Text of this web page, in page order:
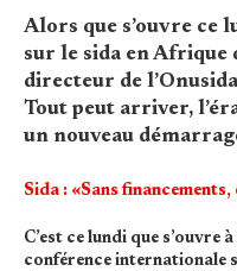
Alors que s’ouvre ce
sur le sida en Afrique
directeur de
Tout peut arriver,
un nouveau
Sida : «Sans
C’est ce lundi que s’ouvre
conférence internationale